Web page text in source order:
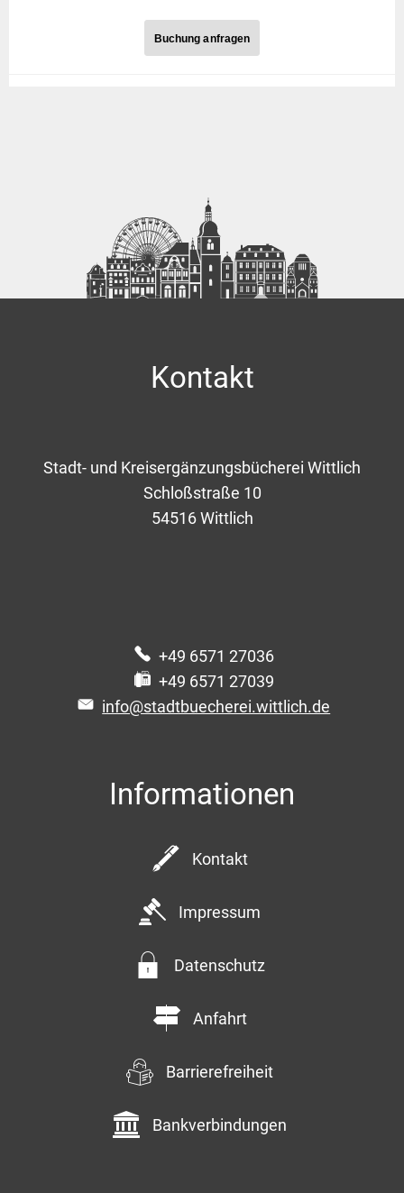
Buchung anfragen
Ihre Straße, Nr.
Kontakt
Stadt- und Kreisergänzungsbücherei Wittlich
Schloßstraße 10
54516 Wittlich
+49 6571 27036
+49 6571 27039
info@stadtbuecherei.wittlich.de
Informationen
Kontakt
Impressum
Datenschutz
Anfahrt
Barrierefreiheit
Bankverbindungen